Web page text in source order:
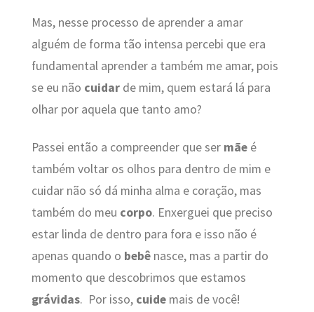
Mas, nesse processo de aprender a amar
alguém de forma tão intensa percebi que era
fundamental aprender a também me amar, pois
se eu não cuidarde mim, quem estará lá para
olhar por aquela que tanto amo?
Passei então a compreender que ser mãeé
também voltar os olhos para dentro de mim e
cuidar não só dá minha alma e coração, mas
também do meu corpo. Enxerguei que preciso
estar linda de dentro para fora e isso não é
apenas quando o bebênasce, mas a partir do
momento que descobrimos que estamos
grávidas. Por isso, cuidemais de você!